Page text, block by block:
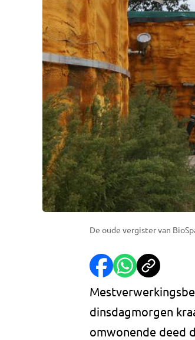
De oude vergister van
dinsdagmorgen
omwonende deed